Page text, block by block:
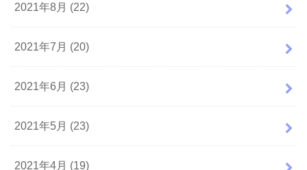
2021年8月 (22)
2021年7月 (20)
2021年6月 (23)
2021年5月 (23)
2021年4月 (19)